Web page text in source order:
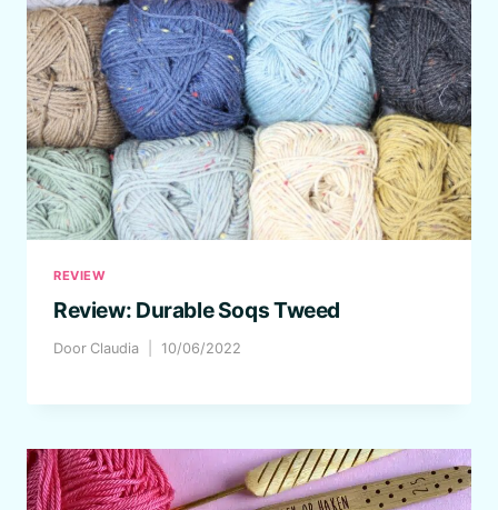
REVIEW
Review: Durable Soqs Tweed
Door Claudia 10/06/2022